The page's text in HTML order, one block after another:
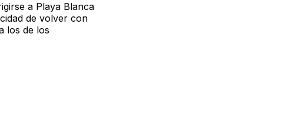
a Playa Blanca
de volver con
los de los